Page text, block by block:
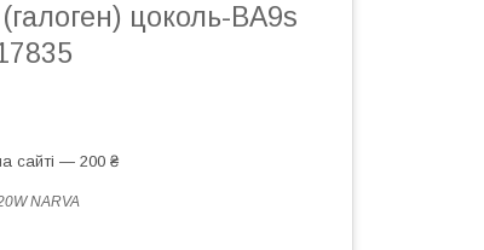
цоколь-BA9s
сайті — 200 ₴
NARVA